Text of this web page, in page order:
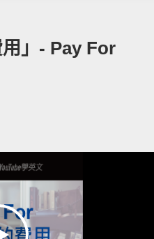
用」- Pay For